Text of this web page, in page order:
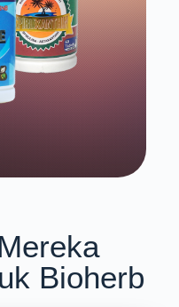
Bioherb